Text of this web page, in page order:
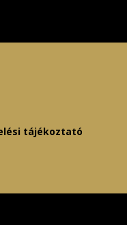
tájékoztató